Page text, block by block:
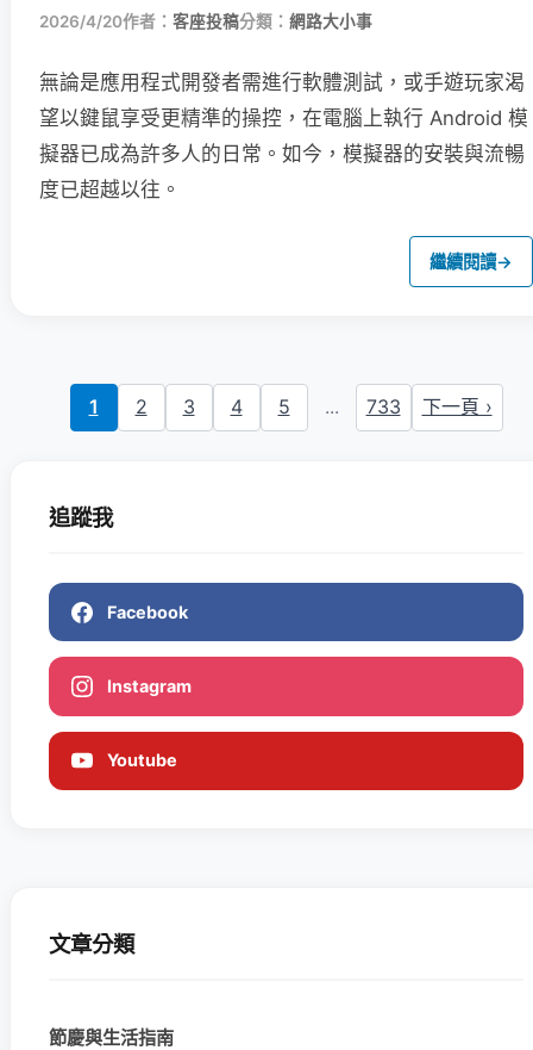
2026/4/20作者： 客座投稿分類： 網路大小事
無論是應用程式開發者需進行軟體測試，或手遊玩家渴
望以鍵鼠享受更精準的操控，在電腦上執行 Android 模
擬器已成為許多人的日常。如今，模擬器的安裝與流暢
度已超越以往。
繼續閱讀→
1 2 3 4 5 ... 733 下一頁 ›
追蹤我
Facebook
Instagram
Youtube
文章分類
節慶與生活指南